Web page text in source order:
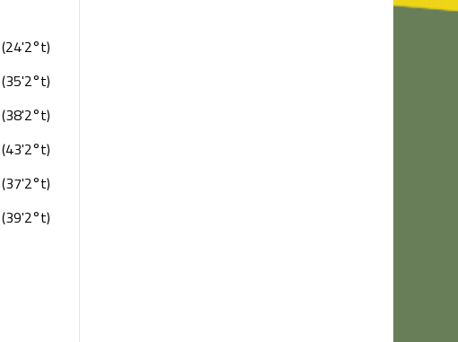
(24'2°t)
(35'2°t)
(38'2°t)
(43'2°t)
(37'2°t)
(39'2°t)